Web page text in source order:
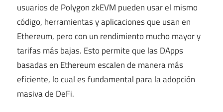
usuarios de Polygon zkEVM pueden usar el mismo
código, herramientas y aplicaciones que usan en
Ethereum, pero con un rendimiento mucho mayor y
tarifas más bajas. Esto permite que las DApps
basadas en Ethereum escalen de manera más
eficiente, lo cual es fundamental para la adopción
masiva de DeFi.